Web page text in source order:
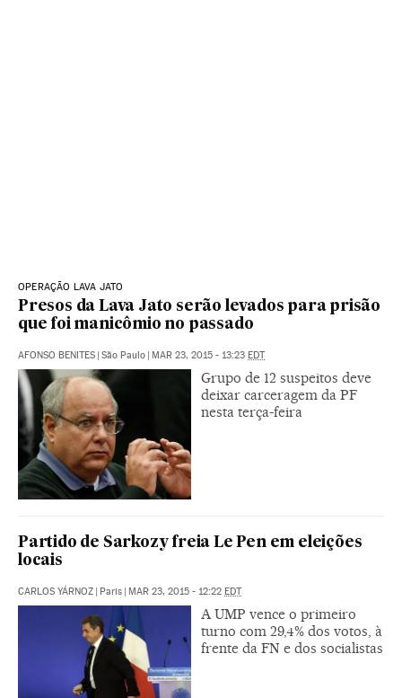
OPERAÇÃO LAVA JATO
Presos da Lava Jato serão levados para prisão
que foi manicômio no passado
AFONSO BENITES | São Paulo | MAR 23, 2015 - 13:23 EDT
Grupo de 12 suspeitos deve
deixar carceragem da PF
nesta terça-feira
Partido de Sarkozy freia Le Pen em eleições
locais
CARLOS YÁRNOZ | Paris | MAR 23, 2015 - 12:22 EDT
A UMP vence o primeiro
turno com 29,4% dos votos, à
frente da FN e dos socialistas